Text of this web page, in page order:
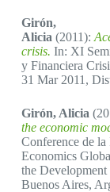
Girón,
Alicia (2011):
crisis. In: XI
y Financiera
31 Mar 2011,
Girón, Alicia
the economic
Conference de
Economics
the
Buenos Aires,